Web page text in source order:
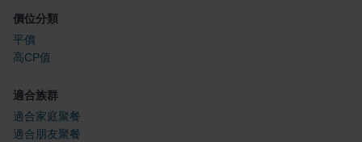
價位分類
平價
高CP值
適合族群
適合家庭聚餐
適合朋友聚餐